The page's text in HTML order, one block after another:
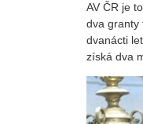
AV ČR je
dva granty
dvanácti
získá dva